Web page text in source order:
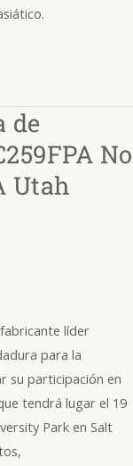
de
No
Utah
líder
para la
su participación en
tendrá lugar el 19
Park en Salt